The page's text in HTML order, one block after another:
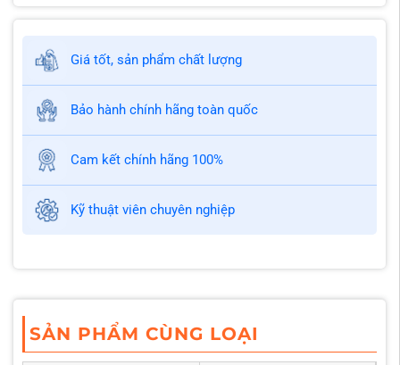
Giá tốt, sản phẩm chất lượng
Bảo hành chính hãng toàn quốc
Cam kết chính hãng 100%
Kỹ thuật viên chuyên nghiệp
SẢN PHẨM CÙNG LOẠI